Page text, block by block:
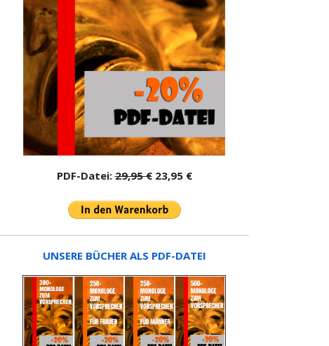
PDF-Datei:29,95 €23,95 €
UNSERE BÜCHER ALS PDF-DATEI